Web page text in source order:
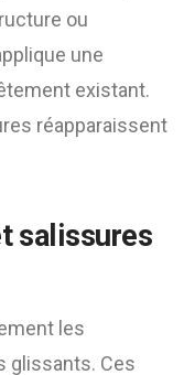
ou
une
existant.
réapparaissent
salissures
les
glissants. Ces